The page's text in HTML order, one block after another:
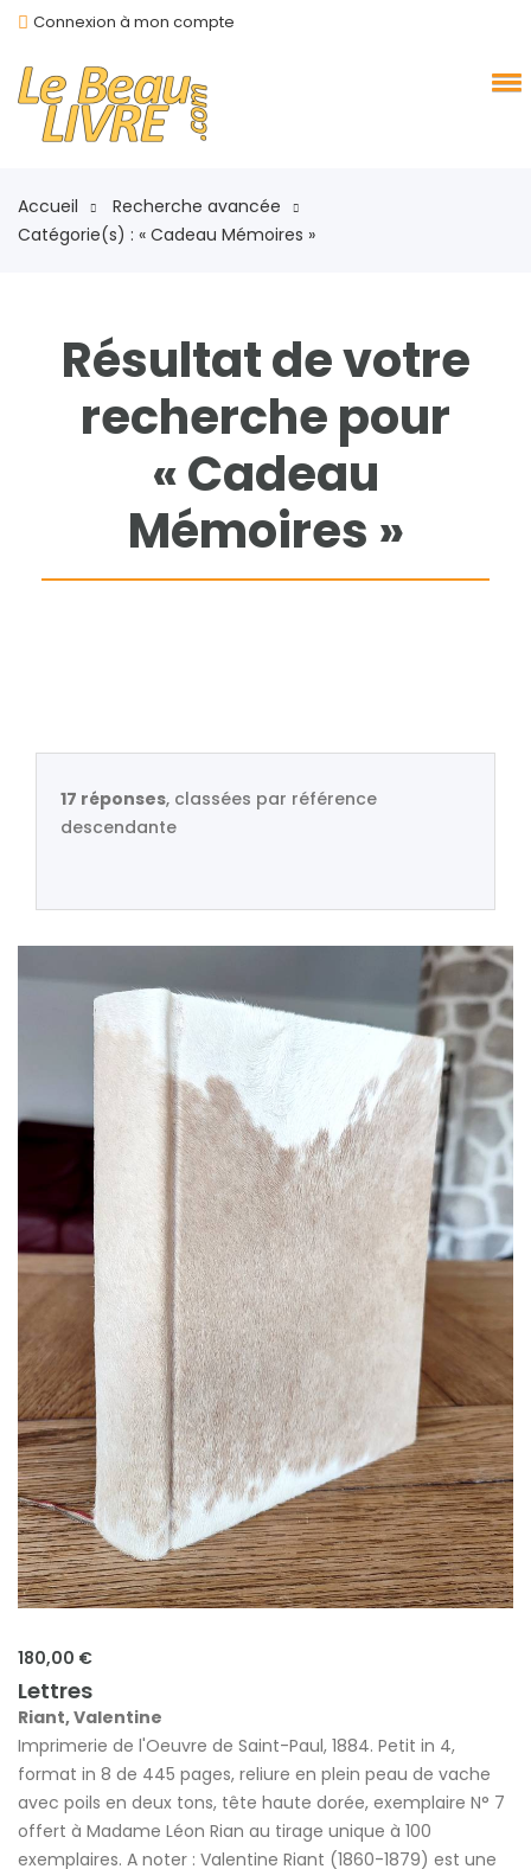
Connexion à mon compte
Accueil
Recherche avancée
Catégorie(s) : « Cadeau Mémoires »
Résultat de votre
recherche pour
« Cadeau
Mémoires »
17 réponses, classées par référence
descendante
180,00 €
Lettres
Riant, Valentine
Imprimerie de l'Oeuvre de Saint-Paul, 1884. Petit in 4,
format in 8 de 445 pages, reliure en plein peau de vache
avec poils en deux tons, tête haute dorée, exemplaire N° 7
offert à Madame Léon Rian au tirage unique à 100
exemplaires. A noter : Valentine Riant (1860-1879) est une